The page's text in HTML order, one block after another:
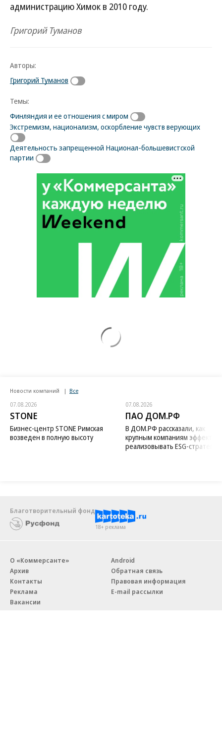
администрацию Химок в 2010 году.
Григорий Туманов
Авторы:
Григорий Туманов
Темы:
Финляндия и ее отношения с миром
Экстремизм, национализм, оскорбление чувств верующих
Деятельность запрещенной Национал-большевистской
партии
Новости компаний Все
07.08.2026
STONE
Бизнес-центр STONE Римская
возведен в полную высоту
07.08.2026
ПАО ДОМ.РФ
В ДОМ.РФ рассказали, как
крупным компаниям
реализовывать ESG-стратегию
Благотворительный фонд
18+ реклама
О «Коммерсанте»
Архив
Контакты
Реклама
Вакансии
Android
Обратная связь
Правовая информация
E-mail рассылки